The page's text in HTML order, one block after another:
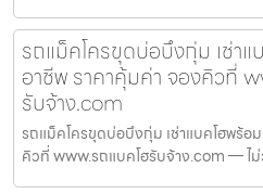
รถแม็คโครขุดบ่อบึงกุ่ม เช่า
อาชีพ ราคาคุ้มค่า จองคิวที่
รับจ้าง.com
รถแม็คโครขุดบ่อบึงกุ่ม เช่าแบคโฮพร้
คิวที่ www.รถแบคโฮรับจ้าง.com — ไ